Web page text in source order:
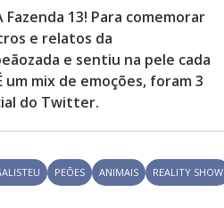
13! Para comemorar
e relatos da
e sentiu na pele cada
um mix de emoções, foram 3
do Twitter.
PEÕES ANIMAIS REALITY SHOW